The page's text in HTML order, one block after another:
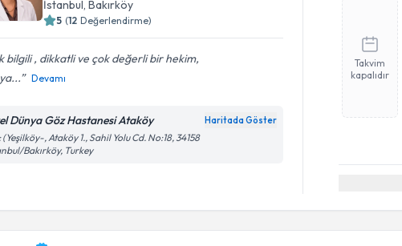
İstanbul , Bakırköy
5 (12 Değerlendirme)
bilgili , dikkatli ve çok değerli bir hekim,
Devamı
Dünya Göz Hastanesi Ataköy Haritada Göster
(Yeşilköy-, Ataköy 1., Sahil Yolu Cd. No:18, 34158
Bakırköy, Turkey
Takvim
kapalıdır